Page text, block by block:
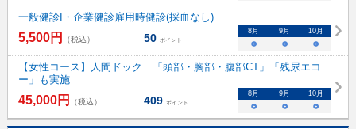
一般健診I・企業健診雇用時健診(採血なし)
5,500円 （税込） 50 ポイント
8 月 9 月 10月
○ ○ ○
【女性コース】人間ドック 「頭部・胸部・腹部CT」「残尿エコ
ー」も実施
45,000円 （税込） 409 ポイント
8 月 9 月 10月
○ ○ ○